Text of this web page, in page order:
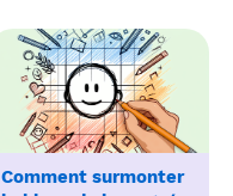
Comment surmonter